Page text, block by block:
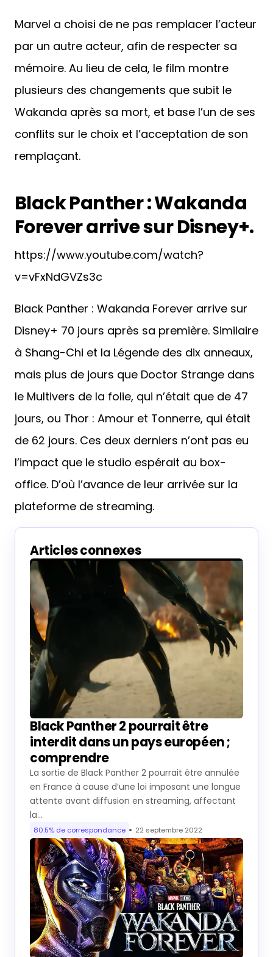
Marvel a choisi de ne pas remplacer l’acteur
par un autre acteur, afin de respecter sa
mémoire. Au lieu de cela, le film montre
plusieurs des changements que subit le
Wakanda après sa mort, et base l’un de ses
conflits sur le choix et l’acceptation de son
remplaçant.
Black Panther : Wakanda
Forever arrive sur Disney+.
https://www.youtube.com/watch?
v=vFxNdGVZs3c
Black Panther : Wakanda Forever arrive sur
Disney+ 70 jours après sa première. Similaire
à Shang-Chi et la Légende des dix anneaux,
mais plus de jours que Doctor Strange dans
le Multivers de la folie, qui n’était que de 47
jours, ou Thor : Amour et Tonnerre, qui était
de 62 jours. Ces deux derniers n’ont pas eu
l’impact que le studio espérait au box-
office. D’où l’avance de leur arrivée sur la
plateforme de streaming.
Articles connexes
Black Panther 2 pourrait être
interdit dans un pays européen ;
comprendre
La sortie de Black Panther 2 pourrait être annulée
en France à cause d’une loi imposant une longue
attente avant diffusion en streaming, affectant
la…
80.5% de correspondance 22 septembre 2022